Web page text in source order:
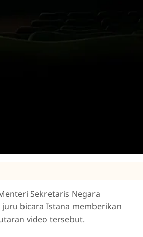
Sekretaris Negara
bicara Istana memberikan
video tersebut.